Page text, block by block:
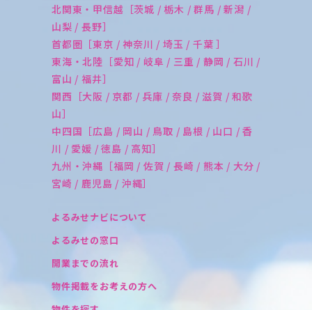
北関東・甲信越［茨城 / 栃木 / 群馬 / 新潟 /
山梨 / 長野］
首都圏［東京 / 神奈川 / 埼玉 / 千葉 ］
東海・北陸［愛知 / 岐阜 / 三重 / 静岡 / 石川 /
富山 / 福井］
関西［大阪 / 京都 / 兵庫 / 奈良 / 滋賀 / 和歌
山］
中四国［広島 / 岡山 / 鳥取 / 島根 / 山口 / 香
川 / 愛媛 / 徳島 / 高知］
九州・沖縄［福岡 / 佐賀 / 長崎 / 熊本 / 大分 /
宮崎 / 鹿児島 / 沖縄］
よるみせナビについて
よるみせの窓口
開業までの流れ
物件掲載をお考えの方へ